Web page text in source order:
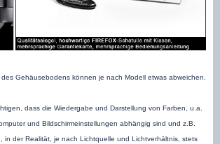
Gehäusebodens können je nach Modell etwas abweichen.
dass die Wiedergabe und Darstellung von Farben, u.a.
und Bildschirmeinstellungen abhängig sind und z.B.
in der Realität, je nach Lichtquelle und Lichtverhältnis, stets